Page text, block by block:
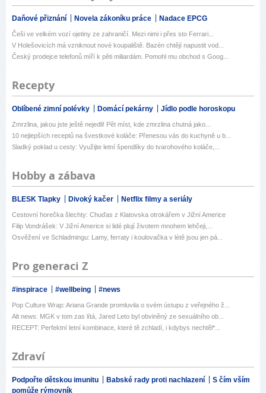
Daňové přiznání Novela zákoníku práce Nadace EPCG
Češi ve velkém vozí ojetiny ze zahraničí. Mezi nimi i přes sto Ferrari...
V Holešovicích má vzniknout nové koupaliště. Bazén chtějí napustit vod...
Český prodejce telefonů míří k pěti miliardám. Pomohl mu obchod s Goog...
Recepty
Oblíbené zimní polévky Domácí pekárny Jídlo podle horoskopu
Zmrzlina, jakou jste ještě nejedli! Pět míst, kde zmrzlina chutná jako...
10 nejlepších receptů na švestkové koláče: Přenesou vás do kuchyně u b...
Sladký poklad u cesty: Využijte letní špendlíky do tvarohového koláče,...
Hobby a zábava
BLESK Tlapky Divoký kačer Netflix filmy a seriály
Cestovní horečka šlechty: Chuďas z Klatovska otrokářem v Jižní Americe
Filip Vondrášek: V Jižní Americe si lidé plují životem mnohem lehčeji,...
Osvěžení ve Schladmingu: Lamy, ferraty i koulovačka v létě jsou jen pá...
Pro generaci Z
#inspirace #wellbeing #news
Pop Culture Wrap: Ariana Grande promluvila o svém ústupu z veřejného ž...
Alt news: MGK v tom zas lítá, Jared Leto byl obviněný ze sexuálního ob...
RECEPT: Perfektní letní kombinace, které tě zchladí, i kdybys nechtěl*...
Zdraví
Podpořte dětskou imunitu Babské rady proti nachlazení
S čím vším
pomůže rýmovník